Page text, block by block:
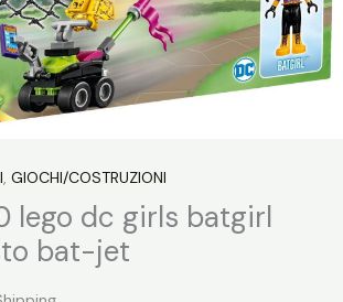
, GIOCHI/COSTRUZIONI
lego dc girls batgirl
bat-jet